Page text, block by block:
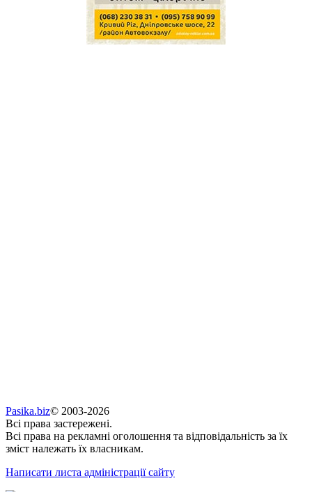
Pasika.biz© 2003-2026
Всі права застережені.
Всі права на рекламні оголошення та відповідальність за їх
зміст належать їх власникам.
Написати листа адміністрації сайту